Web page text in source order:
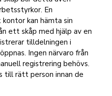
En
kan hämta sin
ett skåp med hjälp av en
tilldelningen i
Ingen närvaro från
registrering behövs.
till rätt person innan de